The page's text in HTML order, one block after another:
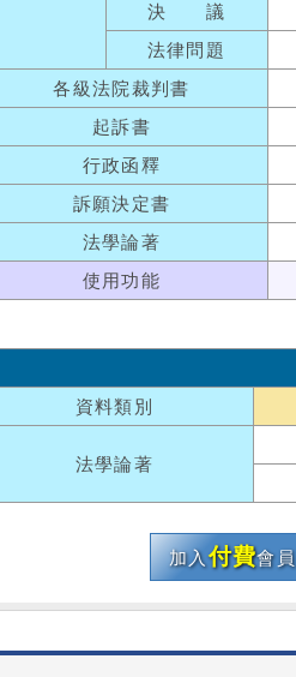
決 議
法律問題
各級法院裁判書
起訴書
行政函釋
訴願決定書
法學論著
使用功能
資料類別
法學論著
加入付費會員